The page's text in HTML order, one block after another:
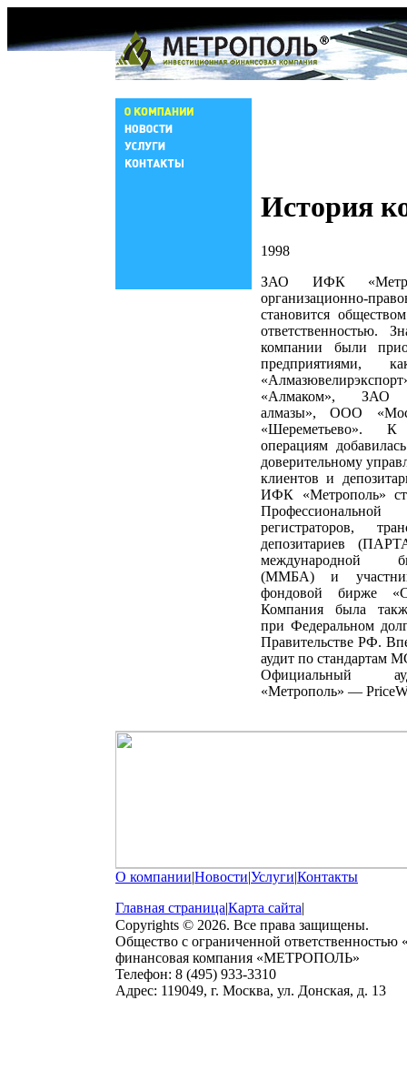
История
1998
ЗАО ИФК
организационно-
становится
ответственностью.
компании были
«Алмаком», ЗАО
алмазы», ООО
«Шереметьево». К
операциям
доверительному
клиентов и
ИФК «Метрополь»
регистраторов,
депозитариев
международной
(ММБА) и
фондовой бирже
Компания была
при Федеральном
Правительстве РФ.
аудит по стандартам
Официальный
«Метрополь» —
О компании|Новости|Услуги|Контакты
Главная страница|Карта сайта|
Copyrights © 2026. Все права защищены.
Общество с ограниченной ответственностью
финансовая компания «МЕТРОПОЛЬ»
Телефон: 8 (495) 933-3310
Адрес: 119049, г. Москва, ул. Донская, д. 13